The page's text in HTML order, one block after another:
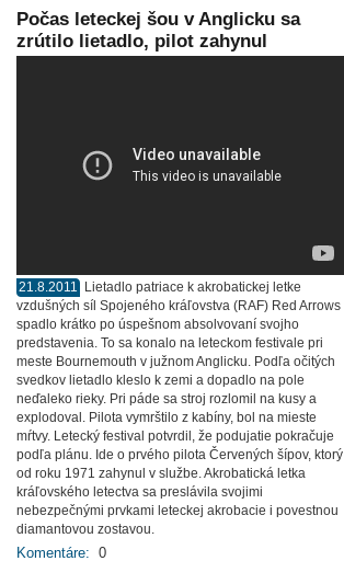
Počas leteckej šou v Anglicku sa
zrútilo lietadlo, pilot zahynul
21.8.2011
Lietadlo patriace k akrobatickej letke
vzdušných síl Spojeného kráľovstva (RAF) Red Arrows
spadlo krátko po úspešnom absolvovaní svojho
predstavenia. To sa konalo na leteckom festivale pri
meste Bournemouth v južnom Anglicku. Podľa očitých
svedkov lietadlo kleslo k zemi a dopadlo na pole
neďaleko rieky. Pri páde sa stroj rozlomil na kusy a
explodoval. Pilota vymrštilo z kabíny, bol na mieste
mŕtvy. Letecký festival potvrdil, že podujatie pokračuje
podľa plánu. Ide o prvého pilota Červených šípov, ktorý
od roku 1971 zahynul v službe. Akrobatická letka
kráľovského letectva sa preslávila svojimi
nebezpečnými prvkami leteckej akrobacie i povestnou
diamantovou zostavou.
Komentáre: 0